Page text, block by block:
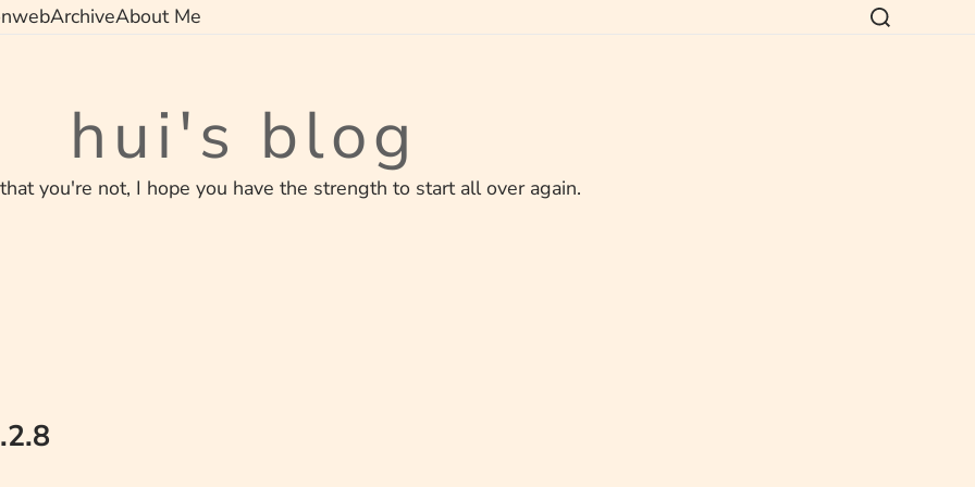
webArchiveAbout Me
hui's blog
you're not, I hope you have the strength to start all over again.